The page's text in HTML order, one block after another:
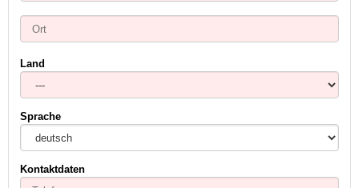
Land
Sprache
Kontaktdaten